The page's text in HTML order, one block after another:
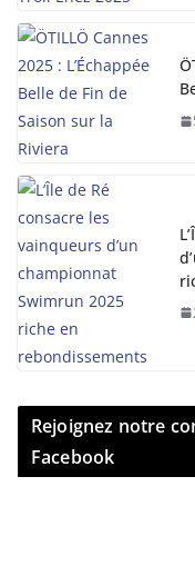
Rejoignez notre
Facebook